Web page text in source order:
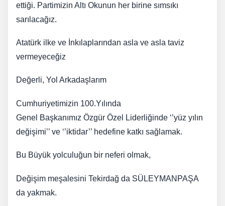
ettiği. Partimizin Altı Okunun her birine sımsıkı
sarılacağız.
Atatürk ilke ve İnkılaplarından asla ve asla taviz
vermeyeceğiz
Değerli, Yol Arkadaşlarım
​Cumhuriyetimizin 100.Yılında
Genel Başkanımız Özgür Özel Liderliğinde ‘’yüz yılın
değişimi’’ ve ‘’iktidar’’ hedefine katkı sağlamak.
​Bu Büyük yolculuğun bir neferi olmak,
Değişim meşalesini Tekirdağ da SÜLEYMANPAŞA
da yakmak.